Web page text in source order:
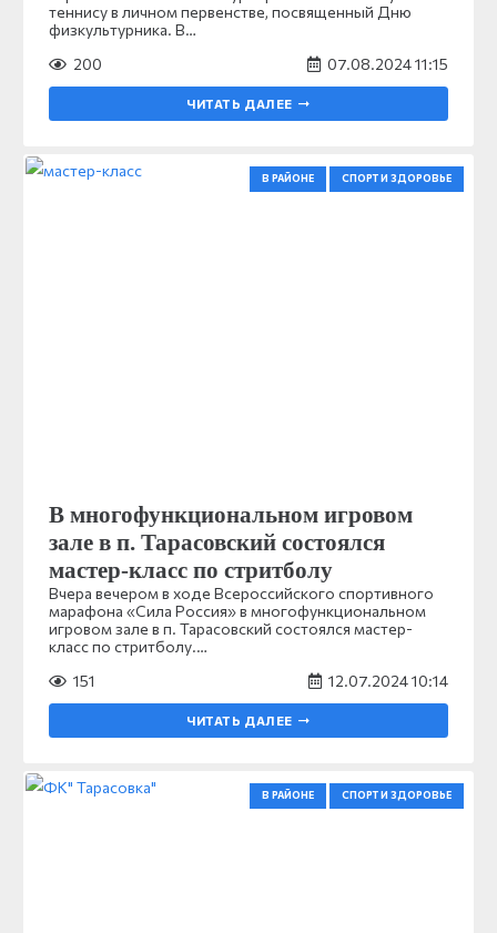
теннису в личном первенстве, посвященный Дню
физкультурника. В…
200
07.08.2024 11:15
ЧИТАТЬ ДАЛЕЕ
В РАЙОНЕ СПОРТ И ЗДОРОВЬЕ
В многофункциональном игровом
зале в п. Тарасовский состоялся
мастер-класс по стритболу
Вчера вечером в ходе Всероссийского спортивного
марафона «Сила Россия» в многофункциональном
игровом зале в п. Тарасовский состоялся мастер-
класс по стритболу.…
151
12.07.2024 10:14
ЧИТАТЬ ДАЛЕЕ
В РАЙОНЕ СПОРТ И ЗДОРОВЬЕ